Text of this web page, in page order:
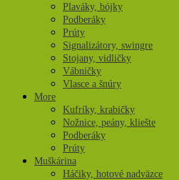
Plaváky, bójky
Podberáky
Prúty
Signalizátory, swingre
Stojany, vidličky
Vábničky
Vlasce a šnúry
More
Kufríky, krabičky
Nožnice, peány, kliešte
Podberáky
Prúty
Muškárina
Háčiky, hotové nadväzce